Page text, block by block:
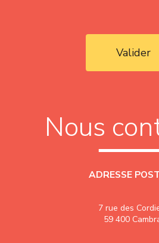
Valider
Nous
ADRESSE
7 rue des
59 400